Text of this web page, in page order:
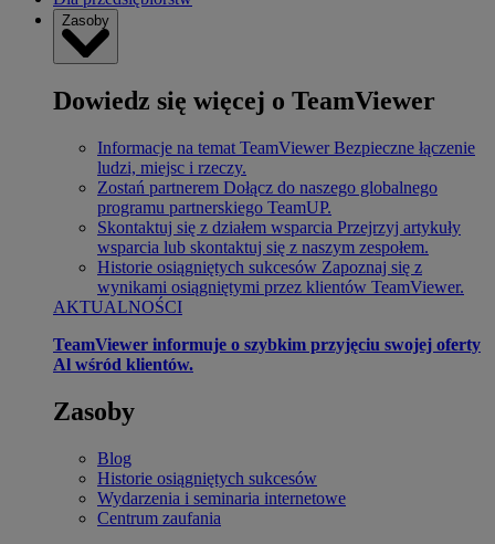
Zasoby
Dowiedz się więcej o TeamViewer
Informacje na temat TeamViewer Bezpieczne łączenie
ludzi, miejsc i rzeczy.
Zostań partnerem Dołącz do naszego globalnego
programu partnerskiego TeamUP.
Skontaktuj się z działem wsparcia Przejrzyj artykuły
wsparcia lub skontaktuj się z naszym zespołem.
Historie osiągniętych sukcesów Zapoznaj się z
wynikami osiągniętymi przez klientów TeamViewer.
AKTUALNOŚCI
TeamViewer informuje o szybkim przyjęciu swojej oferty
Al wśród klientów.
Zasoby
Blog
Historie osiągniętych sukcesów
Wydarzenia i seminaria internetowe
Centrum zaufania